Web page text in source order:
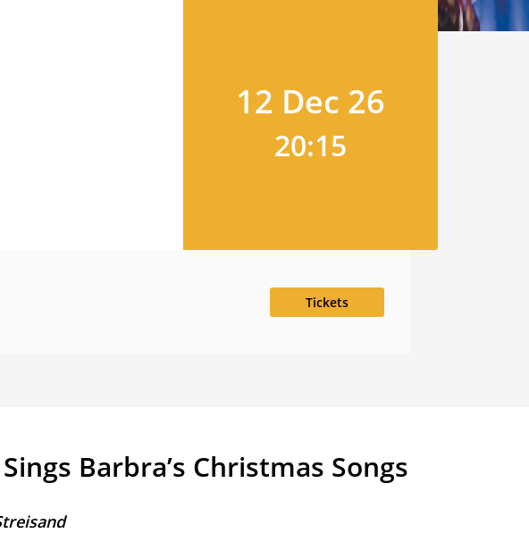
12 Dec 26
20:15
Tickets
Barbra’s Christmas Songs